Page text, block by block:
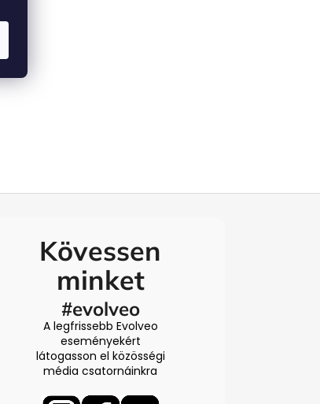
Kövessen
minket
#evolveo
A legfrissebb Evolveo
eseményekért
látogasson el közösségi
média csatornáinkra